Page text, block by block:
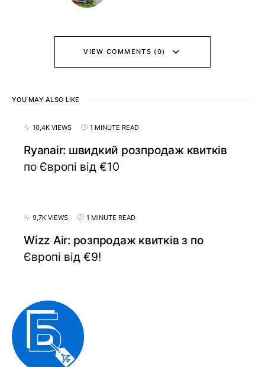
VIEW COMMENTS (0)
YOU MAY ALSO LIKE
10,4K VIEWS 1 MINUTE READ
Ryanair: швидкий розпродаж квитків
по Європі від €10
9,7K VIEWS 1 MINUTE READ
Wizz Air: розпродаж квитків з по
Європі від €9!